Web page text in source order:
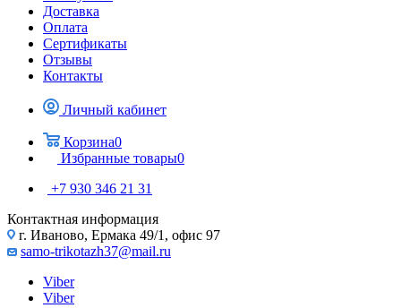
Доставка
Оплата
Сертификаты
Отзывы
Контакты
Личный кабинет
Корзина0
Избранные товары0
+7 930 346 21 31
Контактная информация
г. Иваново, Ермака 49/1, офис 97
samo-trikotazh37@mail.ru
Viber
Viber